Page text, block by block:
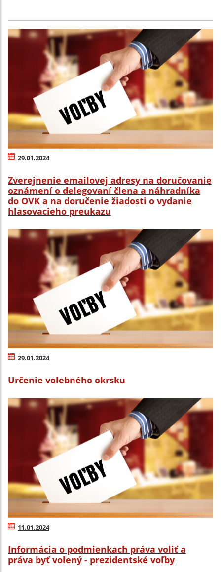
29.01.2024
Zverejnenie emailovej adresy na doručovanie
oznámení o delegovaní člena a náhradníka
do OVK a na doručenie žiadosti o vydanie
hlasovacieho preukazu
29.01.2024
Určenie volebného okrsku
11.01.2024
Informácia o podmienkach práva voliť a
práva byť volený - prezidentské voľby